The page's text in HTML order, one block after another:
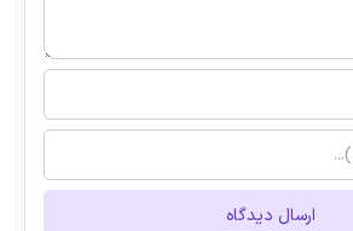
ارسال دیدگاه